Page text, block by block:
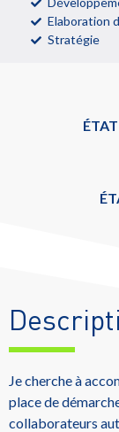
Elaboration
Stratégie
Je cherche à
place de
collaborateurs